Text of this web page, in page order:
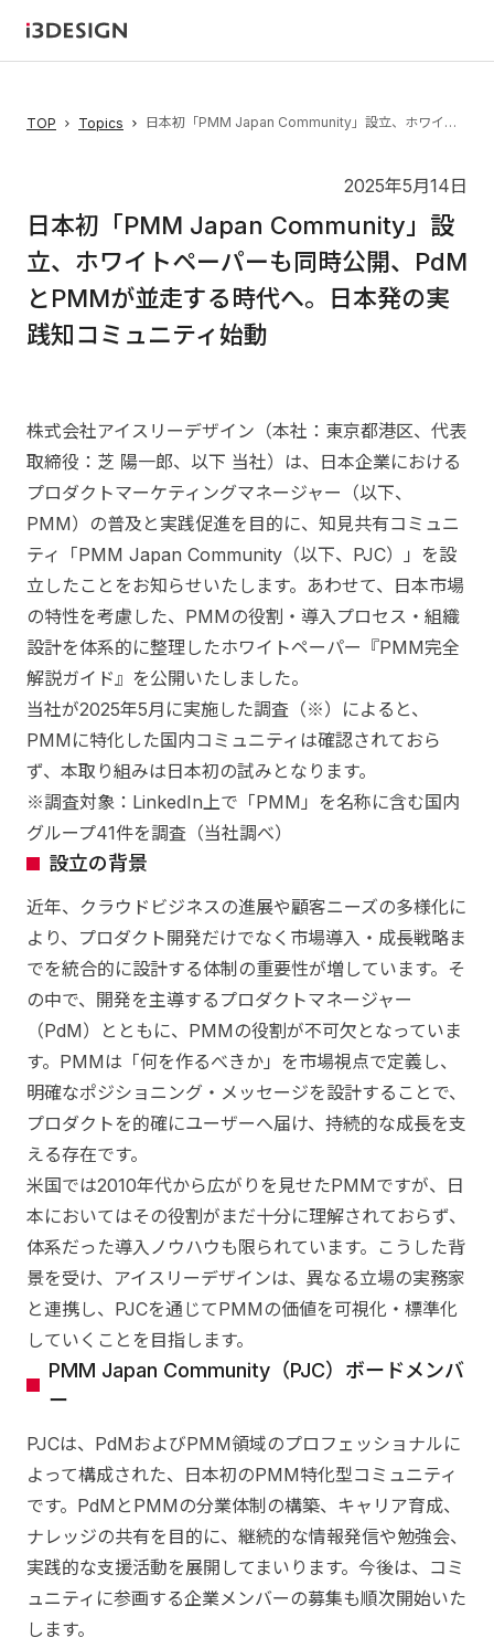
TOP Topics 日本初「PMM Japan Community」設立、ホワイトペーパーも同時公開、PdMとPMMが並走する時代へ。日本発の実践知コミュニティ始動
2025年5月14日
日本初「PMM Japan Community」設
立、ホワイトペーパーも同時公開、PdM
とPMMが並走する時代へ。日本発の実
践知コミュニティ始動
株式会社アイスリーデザイン（本社：東京都港区、代表
取締役：芝 陽一郎、以下 当社）は、日本企業における
プロダクトマーケティングマネージャー（以下、
PMM）の普及と実践促進を目的に、知見共有コミュニ
ティ「PMM Japan Community（以下、PJC）」を設
立したことをお知らせいたします。あわせて、日本市場
の特性を考慮した、PMMの役割・導入プロセス・組織
設計を体系的に整理したホワイトペーパー『PMM完全
解説ガイド』を公開いたしました。
当社が2025年5月に実施した調査（※）によると、
PMMに特化した国内コミュニティは確認されておら
ず、本取り組みは日本初の試みとなります。
※調査対象：LinkedIn上で「PMM」を名称に含む国内
グループ41件を調査（当社調べ）
設立の背景
近年、クラウドビジネスの進展や顧客ニーズの多様化に
より、プロダクト開発だけでなく市場導入・成長戦略ま
でを統合的に設計する体制の重要性が増しています。そ
の中で、開発を主導するプロダクトマネージャー
（PdM）とともに、PMMの役割が不可欠となっていま
す。PMMは「何を作るべきか」を市場視点で定義し、
明確なポジショニング・メッセージを設計することで、
プロダクトを的確にユーザーへ届け、持続的な成長を支
える存在です。
米国では2010年代から広がりを見せたPMMですが、日
本においてはその役割がまだ十分に理解されておらず、
体系だった導入ノウハウも限られています。こうした背
景を受け、アイスリーデザインは、異なる立場の実務家
と連携し、PJCを通じてPMMの価値を可視化・標準化
していくことを目指します。
PMM Japan Community（PJC）ボードメンバ
ー
PJCは、PdMおよびPMM領域のプロフェッショナルに
よって構成された、日本初のPMM特化型コミュニティ
です。PdMとPMMの分業体制の構築、キャリア育成、
ナレッジの共有を目的に、継続的な情報発信や勉強会、
実践的な支援活動を展開してまいります。今後は、コミ
ュニティに参画する企業メンバーの募集も順次開始いた
します。